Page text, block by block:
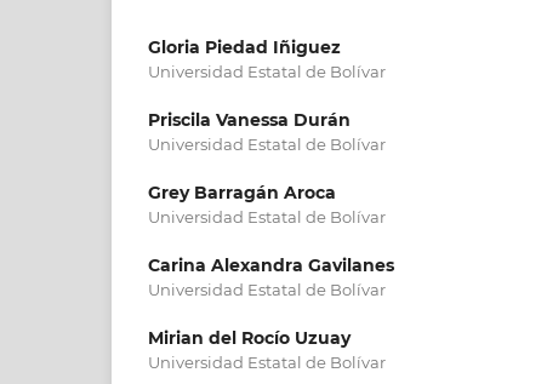
Gloria Piedad Iñiguez
Universidad Estatal de Bolívar
Priscila Vanessa Durán
Universidad Estatal de Bolívar
Grey Barragán Aroca
Universidad Estatal de Bolívar
Carina Alexandra Gavilanes
Universidad Estatal de Bolívar
Mirian del Rocío Uzuay
Universidad Estatal de Bolívar